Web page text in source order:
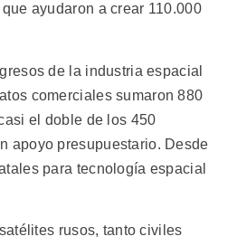
ayudaron a crear 110.000
de la industria espacial
comerciales sumaron 880
el doble de los 450
apoyo presupuestario. Desde
para tecnología espacial
rusos, tanto civiles